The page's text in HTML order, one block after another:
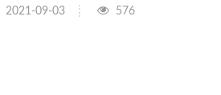
2021-09-03 576